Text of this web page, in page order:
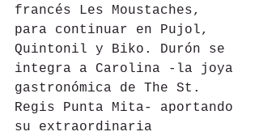
francés Les Moustaches,
para continuar en Pujol,
Quintonil y Biko. Durón se
integra a Carolina -la joya
gastronómica de The St.
Regis Punta Mita- aportando
su extraordinaria